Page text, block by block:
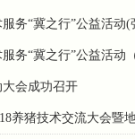
务“冀之行”公益活动(
务“冀之行”公益活动
会成功召开
养猪技术交流大会暨